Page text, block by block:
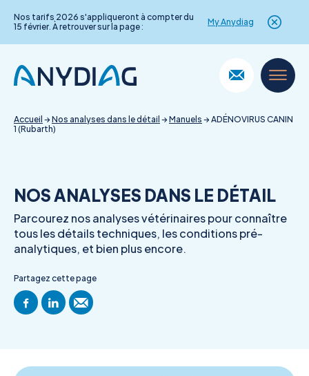
Nos tarifs 2026 s'appliqueront à compter du
15 février. À retrouver sur la page :
My Anydiag
content
Accueil →Nos analyses dans le détail →Manuels →ADÉNOVIRUS CANIN
1 (Rubarth)
NOS ANALYSES DANS LE DÉTAIL
Parcourez nos analyses vétérinaires pour connaître
tous les détails techniques, les conditions pré-
analytiques, et bien plus encore.
Partagez cette page